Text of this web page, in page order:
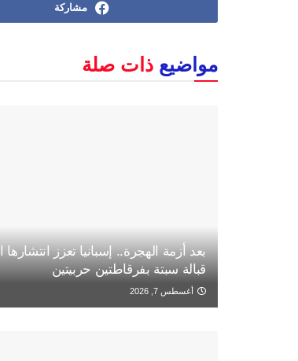
مشاركة
مواضيع ذات صلة
بعد أزمة الهجرة.. إسبانيا تعزز
قبالة سبتة بفرقاطتين حربيتين
أغسطس 7, 2026